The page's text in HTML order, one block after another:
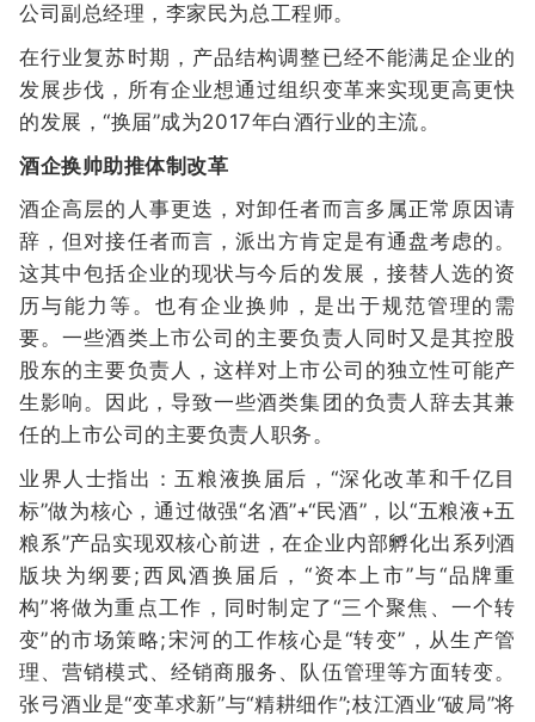
公司副总经理，李家民为总工程师。
在行业复苏时期，产品结构调整已经不能满足企业的
发展步伐，所有企业想通过组织变革来实现更高更快
的发展，“换届”成为2017年白酒行业的主流。
酒企换帅助推体制改革
酒企高层的人事更迭，对卸任者而言多属正常原因请
辞，但对接任者而言，派出方肯定是有通盘考虑的。
这其中包括企业的现状与今后的发展，接替人选的资
历与能力等。也有企业换帅，是出于规范管理的需
要。一些酒类上市公司的主要负责人同时又是其控股
股东的主要负责人，这样对上市公司的独立性可能产
生影响。因此，导致一些酒类集团的负责人辞去其兼
任的上市公司的主要负责人职务。
业界人士指出：五粮液换届后，“深化改革和千亿目
标”做为核心，通过做强“名酒”+“民酒”，以“五粮液+五
粮系”产品实现双核心前进，在企业内部孵化出系列酒
版块为纲要;西凤酒换届后，“资本上市”与“品牌重
构”将做为重点工作，同时制定了“三个聚焦、一个转
变”的市场策略;宋河的工作核心是“转变”，从生产管
理、营销模式、经销商服务、队伍管理等方面转变。
张弓酒业是“变革求新”与“精耕细作”;枝江酒业“破局”将